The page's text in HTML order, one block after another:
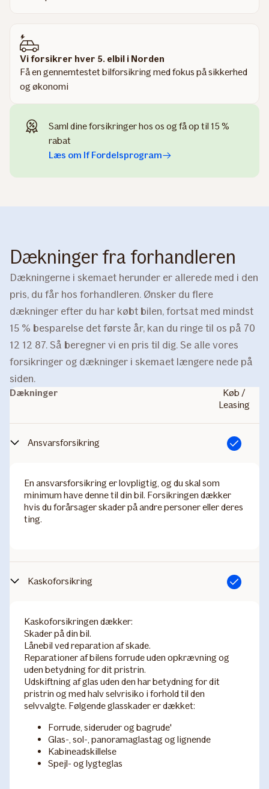
Vi forsikrer hver 5. elbil i Norden
Få en gennemtestet bilforsikring med fokus på sikkerhed
og økonomi
Saml dine forsikringer hos os og få op til 15 %
rabat
Læs om If Fordelsprogram
Dækninger fra forhandleren
Dækningerne i skemaet herunder er allerede med i den
pris, du får hos forhandleren. Ønsker du flere
dækninger efter du har købt bilen, fortsat med mindst
15 % besparelse det første år, kan du ringe til os på 70
12 12 87. Så beregner vi en pris til dig. Se alle vores
forsikringer og dækninger i skemaet længere nede på
siden.
Dækninger
Køb /
Leasing
Ansvarsforsikring Inkluderet
​En ansvarsforsikring er lovpligtig, og du skal som
minimum have denne til din bil. Forsikringen dækker
hvis du forårsager skader på andre personer eller deres
ting.
Kaskoforsikring Inkluderet
Kaskoforsikringen dækker:
Skader på din bil.
Lånebil ved reparation af skade.
Reparationer af bilens forrude uden opkrævning og
uden betydning for dit pristrin.
Udskiftning af glas uden den har betydning for dit
pristrin og med halv selvrisiko i forhold til den
selvvalgte.​ Følgende glasskader er dækket:
Forrude, sideruder og bagrude'
Glas-, sol-, panoramaglastag og lignende
Kabineadskillelse
Spejl- og lygteglas